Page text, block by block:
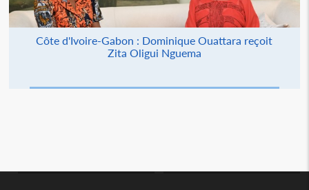
Côte d'Ivoire-Gabon : Dominique Ouattara reçoit
Zita Oligui Nguema